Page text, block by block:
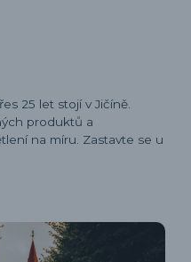
25 let stojí v Jičíně.
produktů a
na míru. Zastavte se u